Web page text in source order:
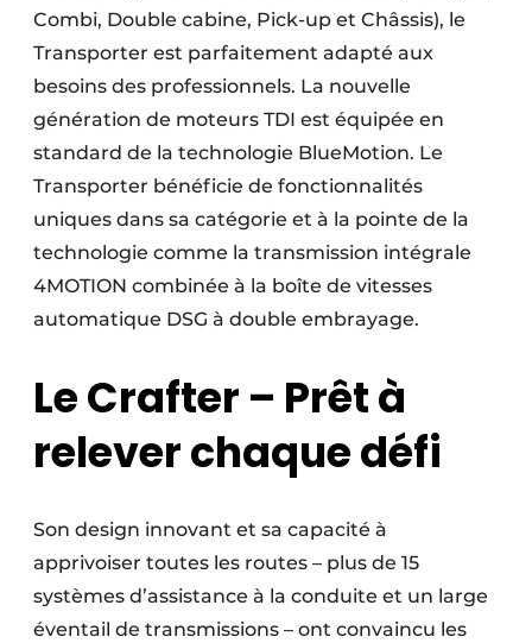
Rénovation
Sécurité incendie
Techniques ferroviaires
Travaux ferroviaires
Combi, Double cabine, Pick-up et Châssis), le
Transporter est parfaitement adapté aux
besoins des professionnels. La nouvelle
génération de moteurs TDI est équipée en
standard de la technologie BlueMotion. Le
Transporter bénéficie de fonctionnalités
uniques dans sa catégorie et à la pointe de la
technologie comme la transmission intégrale
4MOTION combinée à la boîte de vitesses
automatique DSG à double embrayage.
Le Crafter – Prêt à
relever chaque défi
Son design innovant et sa capacité à
apprivoiser toutes les routes – plus de 15
systèmes d’assistance à la conduite et un large
éventail de transmissions – ont convaincu les